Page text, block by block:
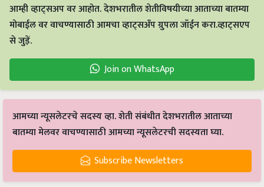
आम्ही व्हाट्सअप वर आहोत. देशभरातील शेतीविषयीच्या आताच्या बातम्या
मोबाईल वर वाचण्यासाठी आमचा व्हाट्सअँप ग्रुपला जॉईन करा.व्हाट्सएप
से जुड़ें.
Join on WhatsApp
आमच्या न्यूसलेटरचे सदस्य व्हा. शेती संबंधीत देशभरातील आताच्या
बातम्या मेलवर वाचण्यासाठी आमच्या न्यूसलेटरची सदस्यता घ्या.
Subscribe Newsletters